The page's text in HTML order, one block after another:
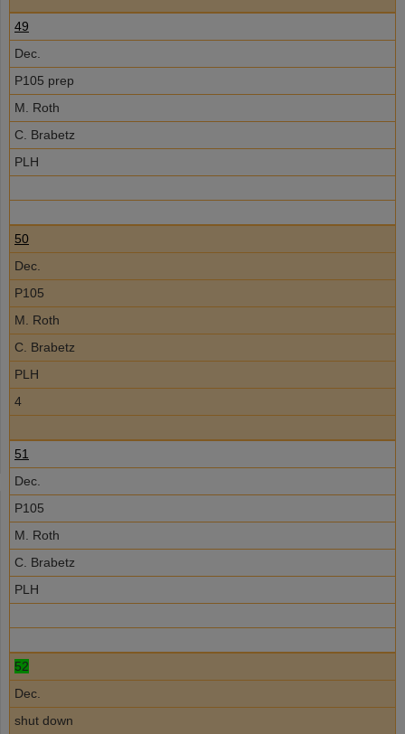
49
Dec.
P105 prep
M. Roth
C. Brabetz
PLH
50
Dec.
P105
M. Roth
C. Brabetz
PLH
4
51
Dec.
P105
M. Roth
C. Brabetz
PLH
52
Dec.
shut down